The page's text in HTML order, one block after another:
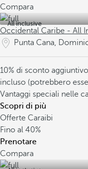
Compara
All inclusive
Occidental Caribe - All
Punta Cana,
10% di sconto
incluso (potrebbero
Vantaggi speciali nelle
Scopri di più
Offerte Caraibi
Fino al 40%
Prenotare
Compara